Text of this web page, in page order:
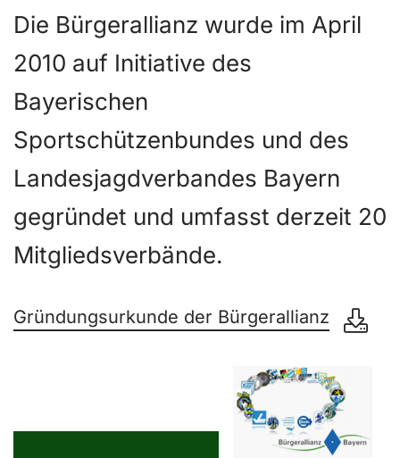
Die Bürgerallianz wurde im April
2010 auf Initiative des
Bayerischen
Sportschützenbundes und des
Landesjagdverbandes Bayern
gegründet und umfasst derzeit 20
Mitgliedsverbände.
Gründungsurkunde der Bürgerallianz